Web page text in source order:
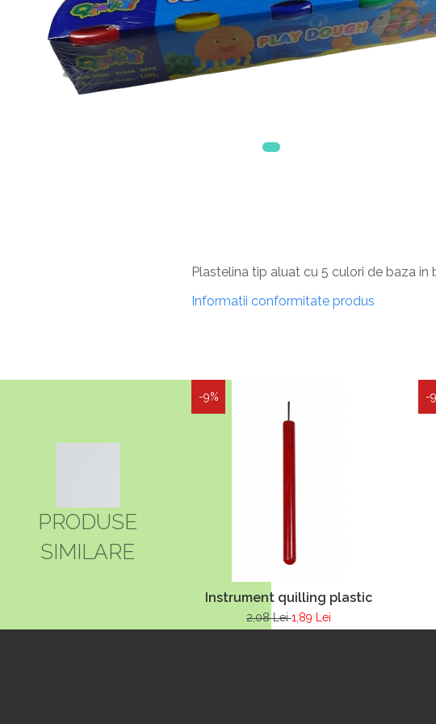
Plastelina tip aluat cu 5 culori de baza in
Informatii conformitate produs
PRODUSE
SIMILARE
-9%
Instrument quilling plastic
2,08 Lei1,89 Lei
-